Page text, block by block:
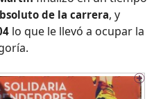
de la carrera, y
lo que le llevó a ocupar la